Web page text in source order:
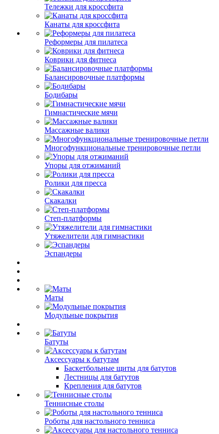
Тележки для кроссфита
Канаты для кроссфита
Реформеры для пилатеса
Коврики для фитнеса
Балансировочные платформы
Бодибары
Гимнастические мячи
Массажные валики
Многофункциональные тренировочные петли
Упоры для отжиманий
Ролики для пресса
Скакалки
Степ-платформы
Утяжелители для гимнастики
Эспандеры
Маты
Модульные покрытия
Батуты
Аксессуары к батутам
Баскетбольные щиты для батутов
Лестницы для батутов
Крепления для батутов
Теннисные столы
Роботы для настольного тенниса